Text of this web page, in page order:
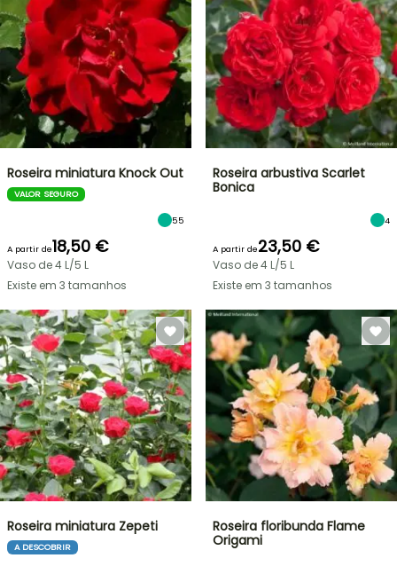
Roseira miniatura Knock Out
VALOR SEGURO
55
A partir de18,50 €
Vaso de 4 L/5 L
Existe em 3 tamanhos
Roseira arbustiva Scarlet
Bonica
4
A partir de23,50 €
Vaso de 4 L/5 L
Existe em 3 tamanhos
Roseira miniatura Zepeti
A DESCOBRIR
Roseira floribunda Flame
Origami